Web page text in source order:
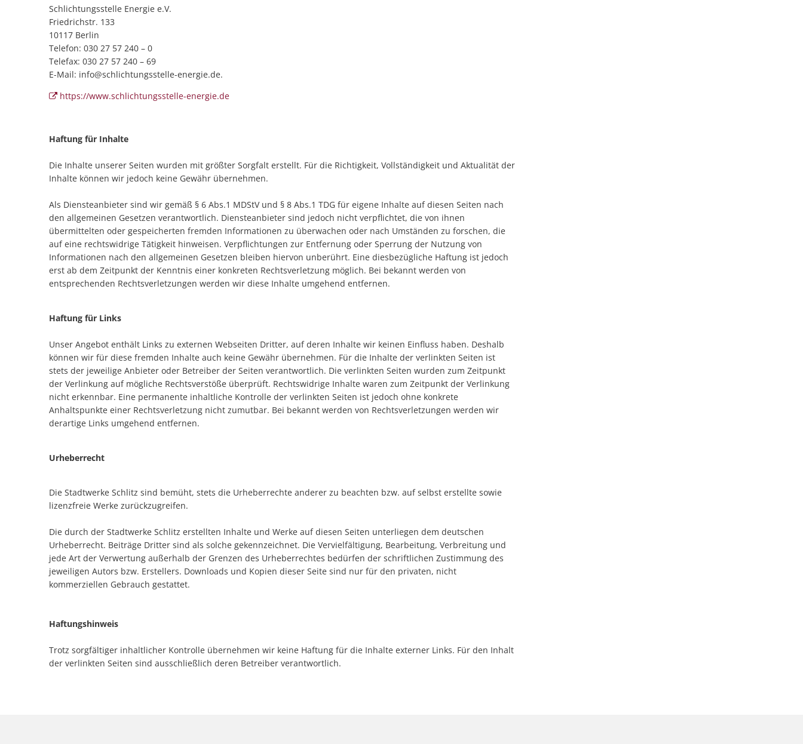
Schlichtungsstelle Energie e.V.
Friedrichstr. 133
10117 Berlin
Telefon: 030 27 57 240 – 0
Telefax: 030 27 57 240 – 69
E-Mail: info@schlichtungsstelle-energie.de.
https://www.schlichtungsstelle-energie.de
Haftung für Inhalte
Die Inhalte unserer Seiten wurden mit größter Sorgfalt erstellt. Für die Richtigkeit, Vollständigkeit und Aktualität der
Inhalte können wir jedoch keine Gewähr übernehmen.
Als Diensteanbieter sind wir gemäß § 6 Abs.1 MDStV und § 8 Abs.1 TDG für eigene Inhalte auf diesen Seiten nach
den allgemeinen Gesetzen verantwortlich. Diensteanbieter sind jedoch nicht verpflichtet, die von ihnen
übermittelten oder gespeicherten fremden Informationen zu überwachen oder nach Umständen zu forschen, die
auf eine rechtswidrige Tätigkeit hinweisen. Verpflichtungen zur Entfernung oder Sperrung der Nutzung von
Informationen nach den allgemeinen Gesetzen bleiben hiervon unberührt. Eine diesbezügliche Haftung ist jedoch
erst ab dem Zeitpunkt der Kenntnis einer konkreten Rechtsverletzung möglich. Bei bekannt werden von
entsprechenden Rechtsverletzungen werden wir diese Inhalte umgehend entfernen.
Haftung für Links
Unser Angebot enthält Links zu externen Webseiten Dritter, auf deren Inhalte wir keinen Einfluss haben. Deshalb
können wir für diese fremden Inhalte auch keine Gewähr übernehmen. Für die Inhalte der verlinkten Seiten ist
stets der jeweilige Anbieter oder Betreiber der Seiten verantwortlich. Die verlinkten Seiten wurden zum Zeitpunkt
der Verlinkung auf mögliche Rechtsverstöße überprüft. Rechtswidrige Inhalte waren zum Zeitpunkt der Verlinkung
nicht erkennbar. Eine permanente inhaltliche Kontrolle der verlinkten Seiten ist jedoch ohne konkrete
Anhaltspunkte einer Rechtsverletzung nicht zumutbar. Bei bekannt werden von Rechtsverletzungen werden wir
derartige Links umgehend entfernen.
Urheberrecht
Die Stadtwerke Schlitz sind bemüht, stets die Urheberrechte anderer zu beachten bzw. auf selbst erstellte sowie
lizenzfreie Werke zurückzugreifen.
Die durch der Stadtwerke Schlitz erstellten Inhalte und Werke auf diesen Seiten unterliegen dem deutschen
Urheberrecht. Beiträge Dritter sind als solche gekennzeichnet. Die Vervielfältigung, Bearbeitung, Verbreitung und
jede Art der Verwertung außerhalb der Grenzen des Urheberrechtes bedürfen der schriftlichen Zustimmung des
jeweiligen Autors bzw. Erstellers. Downloads und Kopien dieser Seite sind nur für den privaten, nicht
kommerziellen Gebrauch gestattet.
Haftungshinweis
Trotz sorgfältiger inhaltlicher Kontrolle übernehmen wir keine Haftung für die Inhalte externer Links. Für den Inhalt
der verlinkten Seiten sind ausschließlich deren Betreiber verantwortlich.